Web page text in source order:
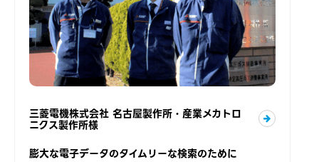
三菱電機株式会社 名古屋製作所・産業メカトロ
ニクス製作所様
膨大な電子データのタイムリーな検索のために